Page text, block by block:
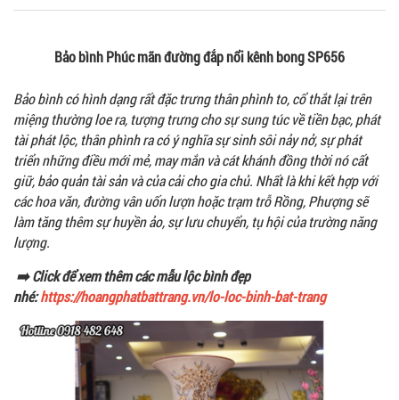
Bảo bình Phúc mãn đường đắp nổi kênh bong SP656
Bảo bình có hình dạng rất đặc trưng thân phình to, cổ thắt lại trên
miệng thường loe ra, tượng trưng cho sự sung túc về tiền bạc, phát
tài phát lộc, thân phình ra có ý nghĩa sự sinh sôi nảy nở, sự phát
triển những điều mới mẻ, may mắn và cát khánh đồng thời nó cất
giữ, bảo quản tài sản và của cải cho gia chủ. Nhất là khi kết hợp với
các hoa văn, đường vân uốn lượn hoặc trạm trỗ Rồng, Phượng sẽ
làm tăng thêm sự huyền ảo, sự lưu chuyển, tụ hội của trường năng
lượng.
➡️ Click để xem thêm các mẫu lộc bình đẹp
nhé:https://hoangphatbattrang.vn/lo-loc-binh-bat-trang